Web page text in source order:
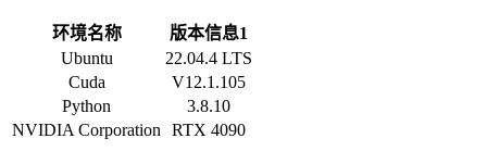
环境名称
版本信息1
Ubuntu
22.04.4 LTS
Cuda
V12.1.105
Python
3.8.10
NVIDIA Corporation
RTX 4090